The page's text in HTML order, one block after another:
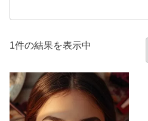
1件の結果を表示中